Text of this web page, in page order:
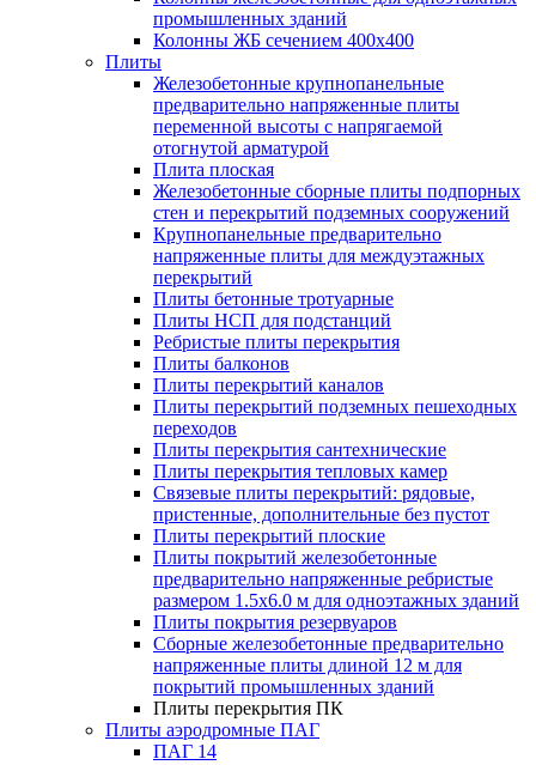
промышленных зданий
Колонны ЖБ сечением 400х400
Плиты
Железобетонные крупнопанельные
предварительно напряженные плиты
переменной высоты с напрягаемой
отогнутой арматурой
Плита плоская
Железобетонные сборные плиты подпорных
стен и перекрытий подземных сооружений
Крупнопанельные предварительно
напряженные плиты для междуэтажных
перекрытий
Плиты бетонные тротуарные
Плиты НСП для подстанций
Ребристые плиты перекрытия
Плиты балконов
Плиты перекрытий каналов
Плиты перекрытий подземных пешеходных
переходов
Плиты перекрытия сантехнические
Плиты перекрытия тепловых камер
Связевые плиты перекрытий: рядовые,
пристенные, дополнительные без пустот
Плиты перекрытий плоские
Плиты покрытий железобетонные
предварительно напряженные ребристые
размером 1.5х6.0 м для одноэтажных зданий
Плиты покрытия резервуаров
Сборные железобетонные предварительно
напряженные плиты длиной 12 м для
покрытий промышленных зданий
Плиты перекрытия ПК
Плиты аэродромные ПАГ
ПАГ 14